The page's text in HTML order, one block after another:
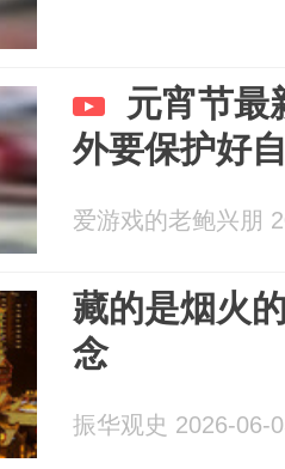
元宵节最
外要保护好
爱游戏的老鲍兴朋
藏的是烟火
念
振华观史 2026-06-